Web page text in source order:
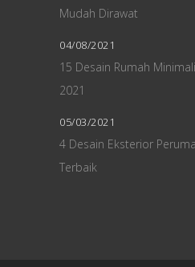
Mudah Dirawat
04/08/2021
15 Desain Rumah
2021
05/03/2021
4 Desain Eksterior
Terbaik